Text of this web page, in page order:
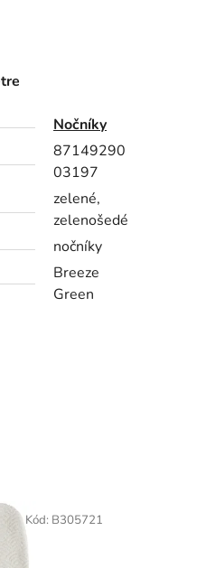
Nočníky
87149290
03197
zelené,
zelenošedé
nočníky
Breeze
Green
Kód: B305721